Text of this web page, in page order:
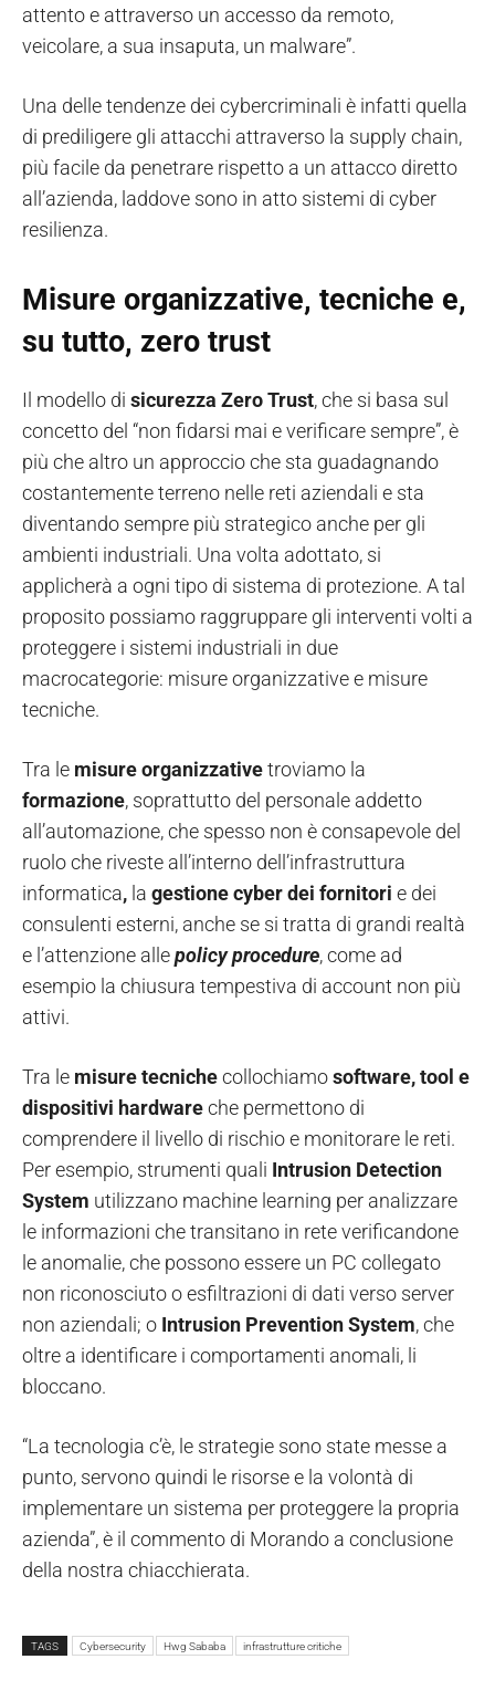
attento e attraverso un accesso da remoto,
veicolare, a sua insaputa, un malware”.
Una delle tendenze dei cybercriminali è infatti quella
di prediligere gli attacchi attraverso la supply chain,
più facile da penetrare rispetto a un attacco diretto
all’azienda, laddove sono in atto sistemi di cyber
resilienza.
Misure organizzative, tecniche e,
su tutto, zero trust
Il modello di sicurezza Zero Trust, che si basa sul
concetto del “non fidarsi mai e verificare sempre”, è
più che altro un approccio che sta guadagnando
costantemente terreno nelle reti aziendali e sta
diventando sempre più strategico anche per gli
ambienti industriali. Una volta adottato, si
applicherà a ogni tipo di sistema di protezione. A tal
proposito possiamo raggruppare gli interventi volti a
proteggere i sistemi industriali in due
macrocategorie: misure organizzative e misure
tecniche.
Tra le misure organizzativetroviamo la
formazione, soprattutto del personale addetto
all’automazione, che spesso non è consapevole del
ruolo che riveste all’interno dell’infrastruttura
informatica, la gestione cyber dei fornitori e dei
consulenti esterni, anche se si tratta di grandi realtà
e l’attenzione allepolicy procedure, come ad
esempio la chiusura tempestiva di account non più
attivi.
Tra le misure tecnichecollochiamosoftware, tool e
dispositivi hardwareche permettono di
comprendere il livello di rischio e monitorare le reti.
Per esempio, strumenti quali Intrusion Detection
System utilizzano machine learning per analizzare
le informazioni che transitano in rete verificandone
le anomalie, che possono essere un PC collegato
non riconosciuto o esfiltrazioni di dati verso server
non aziendali; o Intrusion Prevention System, che
oltre a identificare i comportamenti anomali, li
bloccano.
“La tecnologia c’è, le strategie sono state messe a
punto, servono quindi le risorse e la volontà di
implementare un sistema per proteggere la propria
azienda”, è il commento di Morando a conclusione
della nostra chiacchierata.
TAGS Cybersecurity Hwg Sababa infrastrutture critiche